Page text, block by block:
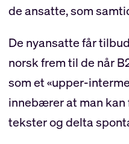
de ansatte, som
De nyansatte får
norsk frem til de når
som et «upper-
innebærer at man
tekster og delta